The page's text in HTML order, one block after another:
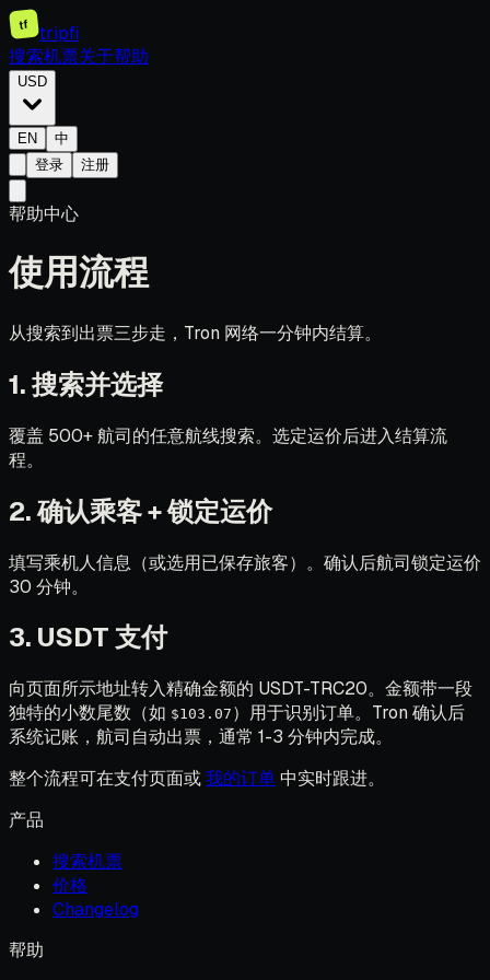
tf
tripfi
搜索机票关于帮助
USD
EN
中
登录
注册
帮助中心
使用流程
从搜索到出票三步走，Tron 网络一分钟内结算。
1. 搜索并选择
覆盖 500+ 航司的任意航线搜索。选定运价后进入结算流
程。
2. 确认乘客 + 锁定运价
填写乘机人信息（或选用已保存旅客）。确认后航司锁定运价
30 分钟。
3. USDT 支付
向页面所示地址转入精确金额的 USDT-TRC20。金额带一段
独特的小数尾数（如 $103.07 ）用于识别订单。Tron 确认后
系统记账，航司自动出票，通常 1-3 分钟内完成。
整个流程可在支付页面或我的订单中实时跟进。
产品
搜索机票
价格
Changelog
帮助